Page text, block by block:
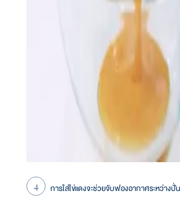
การใส่ไข่แดงจะช่วยจับฟองอากาศระหว่าง